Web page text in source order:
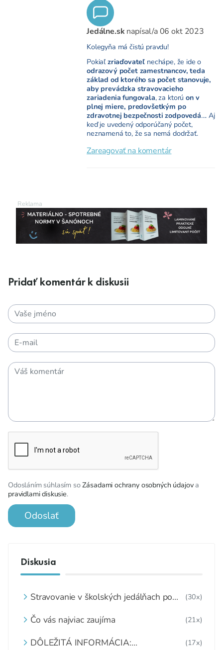
Jedálne.sk napísal/a06 okt 2023
Kolegyňa má čistú pravdu!
Pokiaľzriaďovateľ nechápe, že ide o
odrazový počet zamestnancov, teda
základ od ktorého sa počet stanovuje,
aby prevádzka stravovacieho
zariadenia fungovala, za ktorúon v
plnej miere, predovšetkým po
zdravotnej bezpečnosti zodpovedá.... Aj
keď je uvedený odporúčaný počet,
neznamená to, že sa nemá dodržať.
Zareagovať na komentár
Pridať komentár k diskusii
Odosláním súhlasím soZásadami ochrany osobných údajova
pravidlami diskusie.
Odoslať
Diskusia
Stravovanie v školských jedálňach po
(30x)
Čo vás najviac zaujíma (21x)
DÔLEŽITÁ INFORMÁCIA:
(17x)